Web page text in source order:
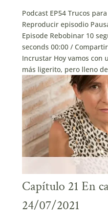
Podcast EP54 Trucos
Reproducir episodio
Episode Rebobinar 10
seconds 00:00 /
Incrustar Hoy vamos con
más ligerito, pero lleno
Capítulo 21 En
24/07/2021